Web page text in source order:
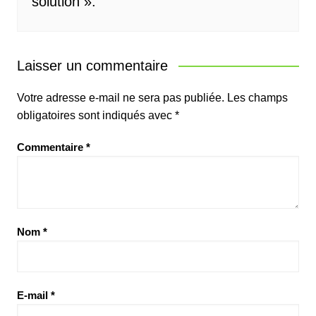
Laisser un commentaire
Votre adresse e-mail ne sera pas publiée. Les champs
obligatoires sont indiqués avec *
Commentaire *
Nom *
E-mail *